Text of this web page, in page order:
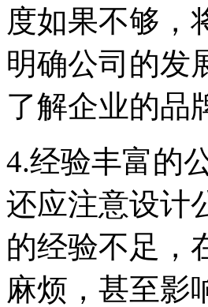
度如果不够，
明确公司的发
了解企业的品
4.经验丰富的
还应注意设计
的经验不足，
麻烦，甚至影